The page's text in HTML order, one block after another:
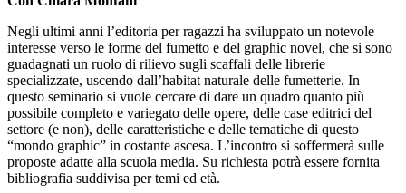
Negli ultimi anni l’editoria per ragazzi ha sviluppato un notevole
interesse verso le forme del fumetto e del graphic novel, che si sono
guadagnati un ruolo di rilievo sugli scaffali delle librerie
specializzate, uscendo dall’habitat naturale delle fumetterie. In
questo seminario si vuole cercare di dare un quadro quanto più
possibile completo e variegato delle opere, delle case editrici del
settore (e non), delle caratteristiche e delle tematiche di questo
“mondo graphic” in costante ascesa. L’incontro si soffermerà sulle
proposte adatte alla scuola media. Su richiesta potrà essere fornita
bibliografia suddivisa per temi ed età.